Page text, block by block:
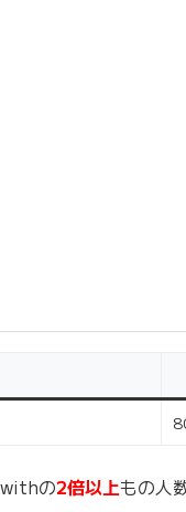
の2倍以上もの人